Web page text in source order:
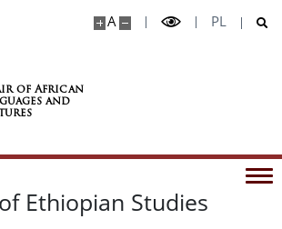
A PL
of African
and
Ethiopian Studies